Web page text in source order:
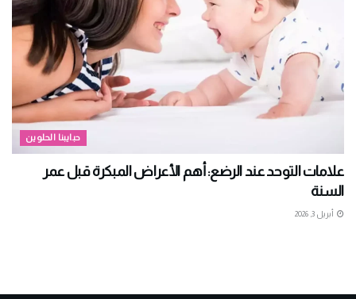
حبايبنا الحلوين
علامات التوحد عند الرضع: أهم الأعراض المبكرة قبل عمر
السنة
أبريل 3, 2026